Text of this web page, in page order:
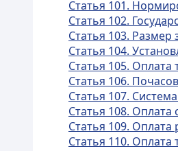
Статья 101.
Статья 102.
Статья 103. Размер
Статья 104.
Статья 105.
Статья 106.
Статья 107.
Статья 108.
Статья 109.
Статья 110. Оплата